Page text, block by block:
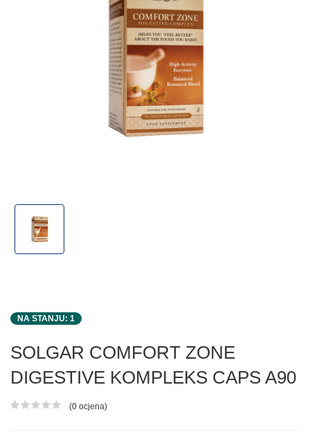
NA STANJU: 1
SOLGAR COMFORT ZONE
DIGESTIVE KOMPLEKS CAPS A90
Ocjena proizvoda
(0 ocjena)